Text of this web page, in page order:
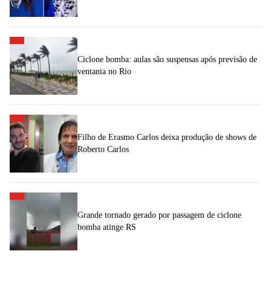
Ciclone bomba: aulas são suspensas após previsão de
ventania no Rio
Filho de Erasmo Carlos deixa produção de shows de
Roberto Carlos
Grande tornado gerado por passagem de ciclone
bomba atinge RS